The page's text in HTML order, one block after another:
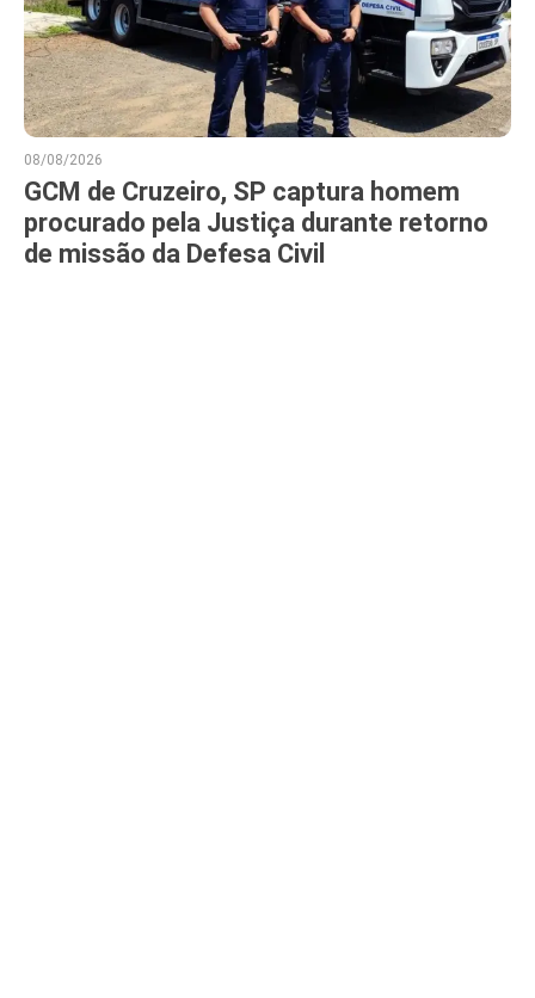
08/08/2026
GCM de Cruzeiro, SP captura homem
procurado pela Justiça durante retorno
de missão da Defesa Civil